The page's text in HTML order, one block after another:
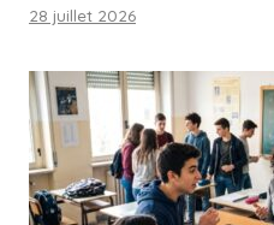
28 juillet 2026